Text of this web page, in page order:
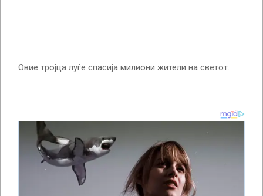
Овие тројца луѓе спасија милиони жители на светот.